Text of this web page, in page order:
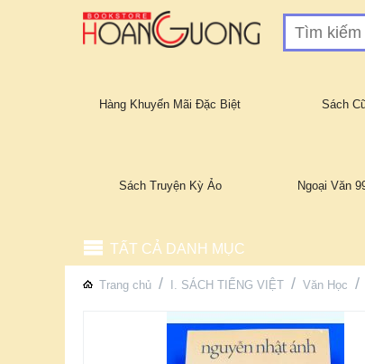
Hàng Khuyến Mãi Đặc Biệt Sách
Sách Truyện Kỳ Ảo Ngoại Văn
TẤT CẢ DANH MỤC
Trang chủ / I. SÁCH TIẾNG VIỆT / Văn Học /